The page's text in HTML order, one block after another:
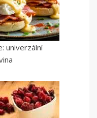
univerzální